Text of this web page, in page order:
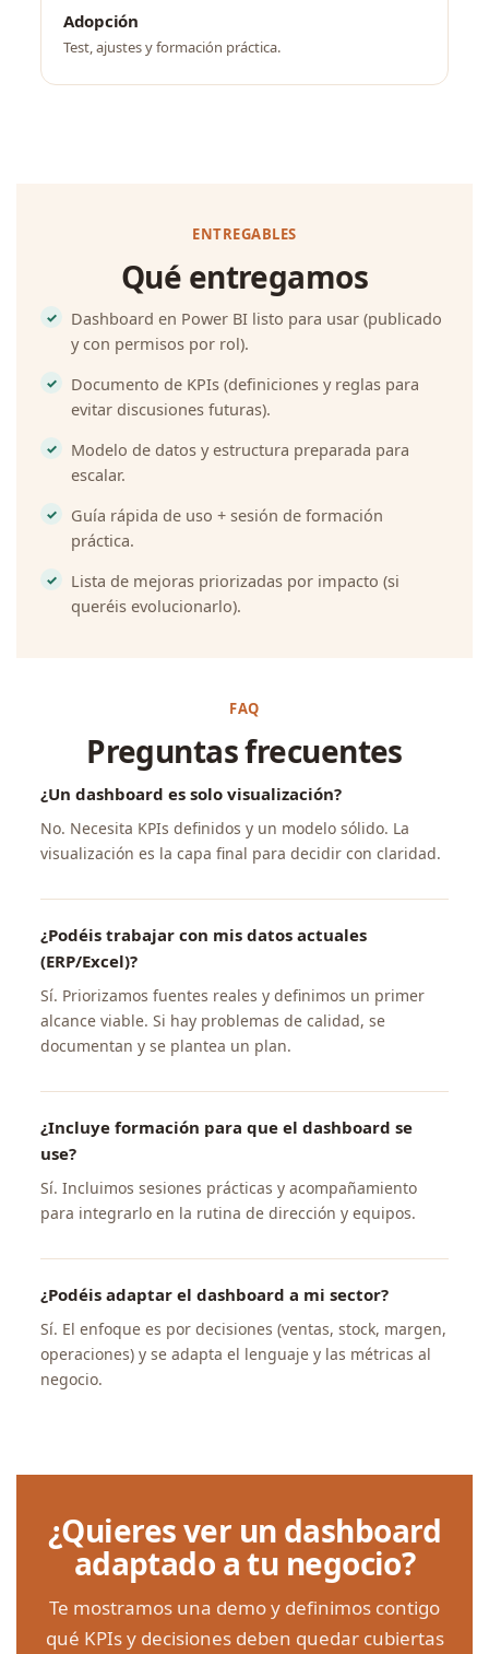
Adopción
Test, ajustes y formación práctica.
ENTREGABLES
Qué entregamos
Dashboard en Power BI listo para usar (publicado
y con permisos por rol).
Documento de KPIs (definiciones y reglas para
evitar discusiones futuras).
Modelo de datos y estructura preparada para
escalar.
Guía rápida de uso + sesión de formación
práctica.
Lista de mejoras priorizadas por impacto (si
queréis evolucionarlo).
FAQ
Preguntas frecuentes
¿Un dashboard es solo visualización?
No. Necesita KPIs definidos y un modelo sólido. La
visualización es la capa final para decidir con claridad.
¿Podéis trabajar con mis datos actuales
(ERP/Excel)?
Sí. Priorizamos fuentes reales y definimos un primer
alcance viable. Si hay problemas de calidad, se
documentan y se plantea un plan.
¿Incluye formación para que el dashboard se
use?
Sí. Incluimos sesiones prácticas y acompañamiento
para integrarlo en la rutina de dirección y equipos.
¿Podéis adaptar el dashboard a mi sector?
Sí. El enfoque es por decisiones (ventas, stock, margen,
operaciones) y se adapta el lenguaje y las métricas al
negocio.
¿Quieres ver un dashboard
adaptado a tu negocio?
Te mostramos una demo y definimos contigo
qué KPIs y decisiones deben quedar cubiertas